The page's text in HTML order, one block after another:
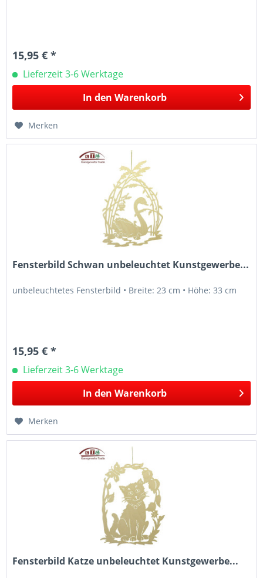
15,95 € *
Lieferzeit 3-6 Werktage
In den Warenkorb
Merken
Fensterbild Schwan unbeleuchtet Kunstgewerbe...
unbeleuchtetes Fensterbild • Breite: 23 cm • Höhe: 33 cm
15,95 € *
Lieferzeit 3-6 Werktage
In den Warenkorb
Merken
Fensterbild Katze unbeleuchtet Kunstgewerbe...